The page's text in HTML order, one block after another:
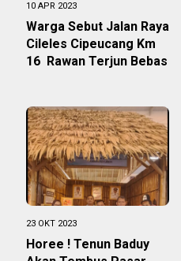
10 APR 2023
Warga Sebut Jalan Raya
Cileles Cipeucang Km
16 Rawan Terjun Bebas
23 OKT 2023
Horee ! Tenun Baduy